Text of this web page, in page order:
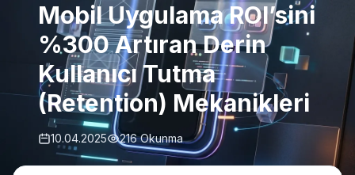
Mobil Uygulama ROI’sini
%300 Artıran Derin
Kullanıcı Tutma
(Retention) Mekanikleri
10.04.2025 216 Okunma